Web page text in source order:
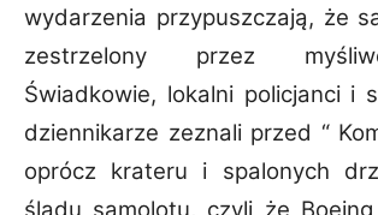
wydarzenia przypuszczają, że
zestrzelony
przez
Świadkowie, lokalni policjanci i
dziennikarze zeznali przed “
oprócz krateru i spalonych
śladu samolotu, czyli że